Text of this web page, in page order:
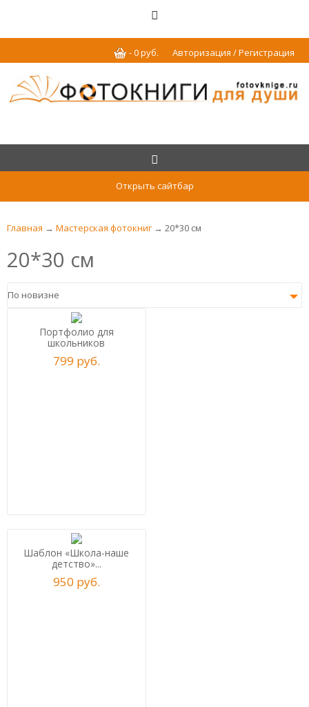
Авторизация / Регистрация
-0руб.
Открыть сайтбар
Главная → Мастерская фотокниг → 20*30 см
20*30 см
Портфолио для
школьников
799 руб.
Шаблон «Школа-наше
детство»...
950 руб.